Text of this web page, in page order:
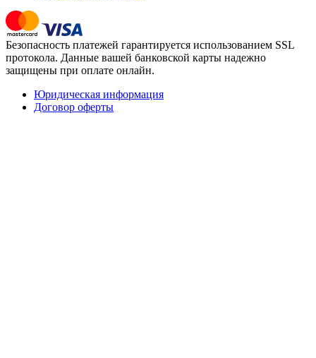
Безопасность платежей гарантируется использованием SSL
протокола. Данные вашей банковской карты надежно
защищены при оплате онлайн.
Юридическая информация
Договор оферты